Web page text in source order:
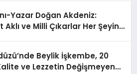
Yazar Doğan Akdeniz:
Aklı ve Milli Çıkarlar Her Şeyin
Beylik İşkembe, 20
ve Lezzetin Değişmeyen